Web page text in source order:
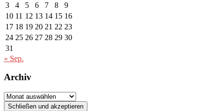
3 4 5 6 7 8
9
10 11 12 13 14 15 16
17 18 19 20 21 22 23
24 25 26 27 28 29 30
31
« Sep.
Archiv
Archiv